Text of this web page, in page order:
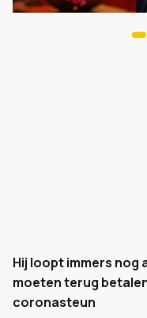
Hij loopt immers nog
moeten terug
coronasteun